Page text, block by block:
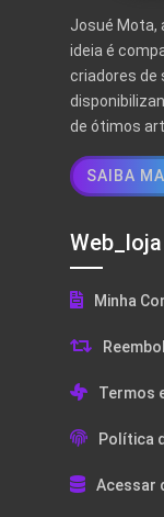
Josué Mota,
ideia é
criadores de
de ótimos
SAIBA
Web_loja
Minha
Termos
Política
Acessar